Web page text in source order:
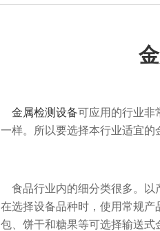
金属检测设备可应用的行业非
一样。所以要选择本行业适宜的
食品行业内的细分类很多。以
在选择设备品种时，使用常规
包、饼干和糖果等可选择输送